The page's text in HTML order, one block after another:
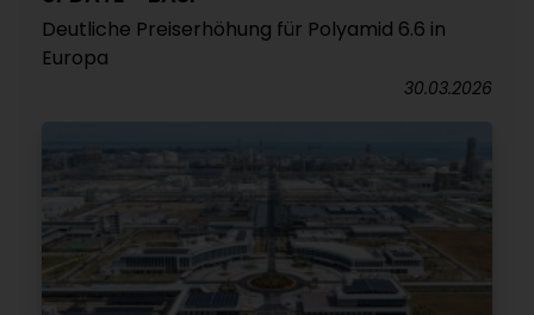
Deutliche Preiserhöhung für Polyamid 6.6 in
Europa
30.03.2026